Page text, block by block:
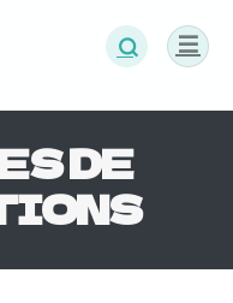
DE